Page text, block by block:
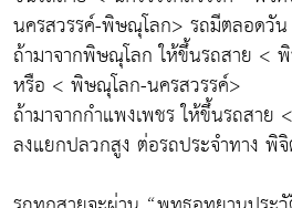
นครสวรรค์-พิษณุโลก> รถมีตลอดวัน
ถ้ามาจากพิษณุโลก ให้ขึ้นรถสาย <
หรือ < พิษณุโลก-นครสวรรค์>
ถ้ามาจากกำแพงเพชร ให้ขึ้นรถสาย
ลงแยกปลวกสูง ต่อรถประจำทาง พิ